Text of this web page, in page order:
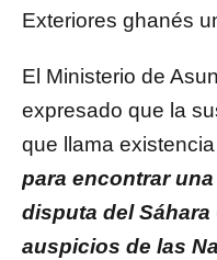
Exteriores ghanés
El Ministerio de
expresado que la
que llama
para encontrar
disputa del
auspicios de las